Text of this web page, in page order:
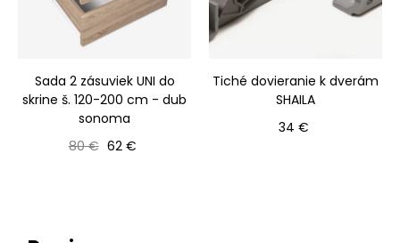
Sada 2 zásuviek UNI do
skrine š. 120-200 cm - dub
sonoma
Bežná cena
80 € Cena
62 €
Tiché dovieranie k dverám
SHAILA
Cena
34 €